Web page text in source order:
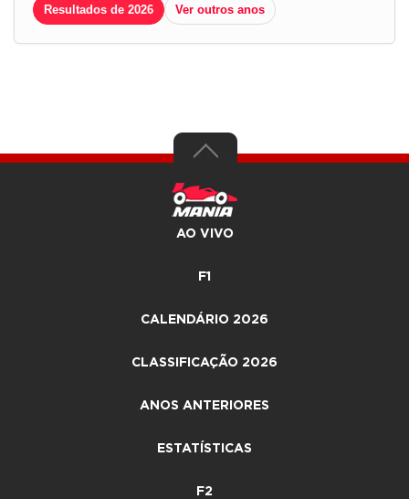
Resultados de 2026 Ver outros anos
AO VIVO
F1
CALENDÁRIO 2026
CLASSIFICAÇÃO 2026
ANOS ANTERIORES
ESTATÍSTICAS
F2